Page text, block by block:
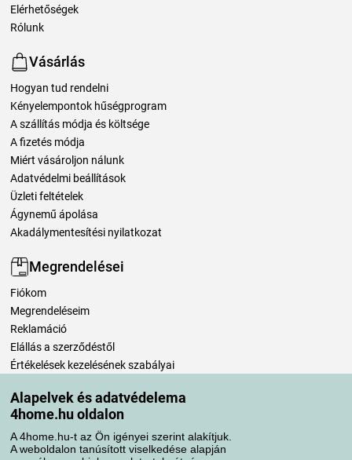
Alapelvek és adatvédelema
4home.hu oldalon
A 4home.hu-t az Ön igényei szerint alakítjuk.
A weboldalon tanúsított viselkedése alapján
Elérhetőségek
Rólunk
Vásárlás
Hogyan tud rendelni
Kényelempontok hűségprogram
A szállítás módja és költsége
A fizetés módja
Miért vásároljon nálunk
Adatvédelmi beállítások
Üzleti feltételek
Ágynemű ápolása
Akadálymentesítési nyilatkozat
Megrendelései
Fiókom
Megrendeléseim
Reklamáció
Elállás a szerződéstől
Értékelések kezelésének szabályai
Szállítási módok